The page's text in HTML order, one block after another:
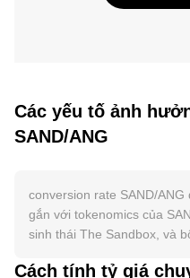
Các yếu tố ảnh
SAND/ANG
conversion rate SAND/
gắn với tokenomics của
sinh thái The Sandbox, và
lịch phân phối/vesting định
Cách tính tỷ giá